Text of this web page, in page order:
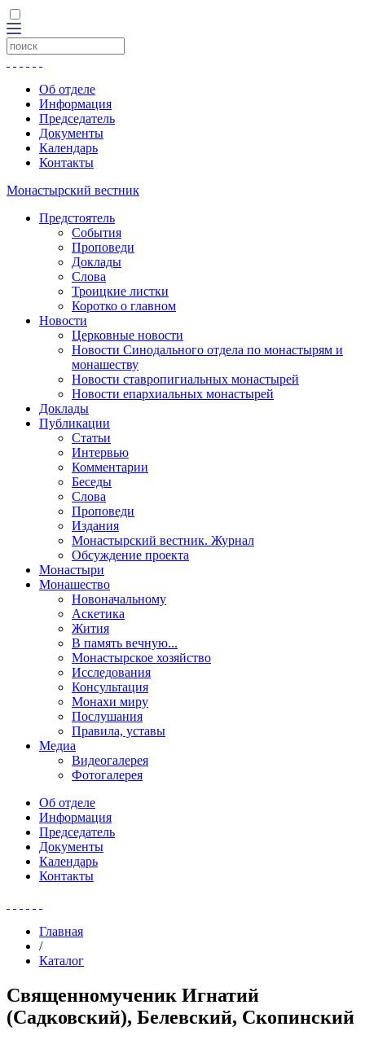
Об отделе
Информация
Председатель
Документы
Календарь
Контакты
Монастырский вестник
Предстоятель
События
Проповеди
Доклады
Слова
Троицкие листки
Коротко о главном
Новости
Церковные новости
Новости Синодального отдела по монастырям и
монашеству
Новости ставропигиальных монастырей
Новости епархиальных монастырей
Доклады
Публикации
Статьи
Интервью
Комментарии
Беседы
Слова
Проповеди
Издания
Монастырский вестник. Журнал
Обсуждение проекта
Монастыри
Монашество
Новоначальному
Аскетика
Жития
В память вечную...
Монастырское хозяйство
Исследования
Консультация
Монахи миру
Послушания
Правила, уставы
Медиа
Видеогалерея
Фотогалерея
Об отделе
Информация
Председатель
Документы
Календарь
Контакты
Главная
/
Каталог
Священномученик Игнатий
(Садковский), Белевский, Скопинский